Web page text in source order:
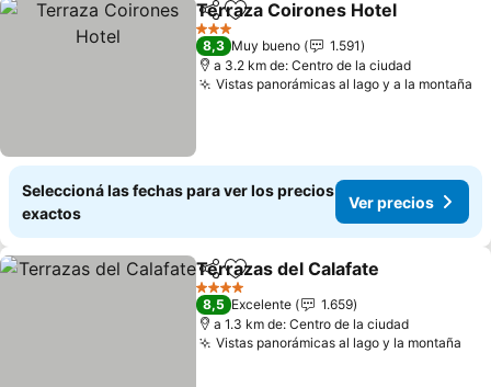
Compartir
Añadir a favoritos
Terraza Coirones Hotel
3 Estrellas
8,3 Muy bueno
1.591
a 3.2 km de: Centro de la ciudad
Vistas panorámicas al lago y a la montaña
Seleccioná las fechas para ver los precios
exactos
Ver precios
Compartir
Añadir a favoritos
Terrazas del Calafate
4 Estrellas
8,5 Excelente
1.659
a 1.3 km de: Centro de la ciudad
Vistas panorámicas al lago y la montaña